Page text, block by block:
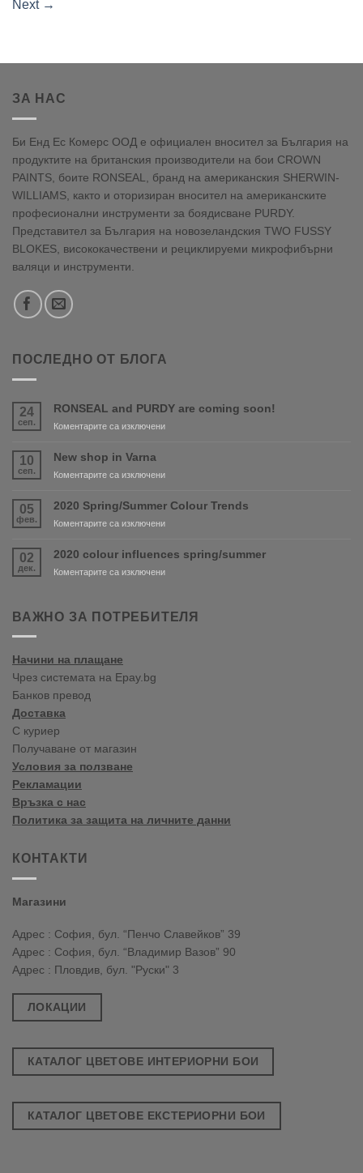
Next →
ЗА НАС
Би Енд Ес Комерс ООД е официален вносител за България на
продуктите на британския производители на бои CROWN
PAINTS, боите RONSEAL, бранд на американския SHERWIN-
WILLIAMS, както и оторизиран вносител на американските
професионални инструменти за боядисване PURDY.
Представител за България на новозеландския TWO FUSSY
BLOKES, висококачествени и рециклируеми микрофибърни
валяци и инструменти.
ПОСЛЕДНО ОТ БЛОГА
24
сеп.
RONSEAL and PURDY are coming soon!
Коментарите са изключениза
are
soon!
10
сеп.
New shop in Varna
Коментарите са изключениза
shop
Varna
05
фев.
2020 Spring/Summer Colour Trends
Коментарите са изключениза
Spring/Summer
Trends
02
дек.
2020 colour influences spring/summer
Коментарите са изключениза
influences
ВАЖНО ЗА ПОТРЕБИТЕЛЯ
Начини на плащане
Чрез системата на Epay.bg
Банков превод
Доставка
С куриер
Получаване от магазин
Условия за ползване
Рекламации
Връзка с нас
Политика за защита на личните данни
КОНТАКТИ
Магазини
Адрес : София, бул. “Пенчо Славейков” 39
Адрес : София, бул. “Владимир Вазов” 90
Адрес : Пловдив, бул. "Руски" 3
ЛОКАЦИИ
КАТАЛОГ ЦВЕТОВЕ ИНТЕРИОРНИ БОИ
КАТАЛОГ ЦВЕТОВЕ ЕКСТЕРИОРНИ БОИ